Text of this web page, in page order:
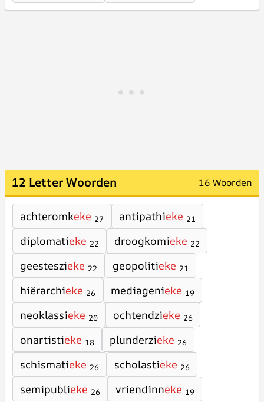
12 Letter Woorden 16 Woorden
achteromkeke 27 antipathieke 21
diplomatieke 22 droogkomieke 22
geesteszieke 22 geopolitieke 21
hiërarchieke 26 mediagenieke 19
neoklassieke 20 ochtendzieke 26
onartistieke 18 plunderzieke 26
schismatieke 26 scholastieke 26
semipublieke 26 vriendinneke 19